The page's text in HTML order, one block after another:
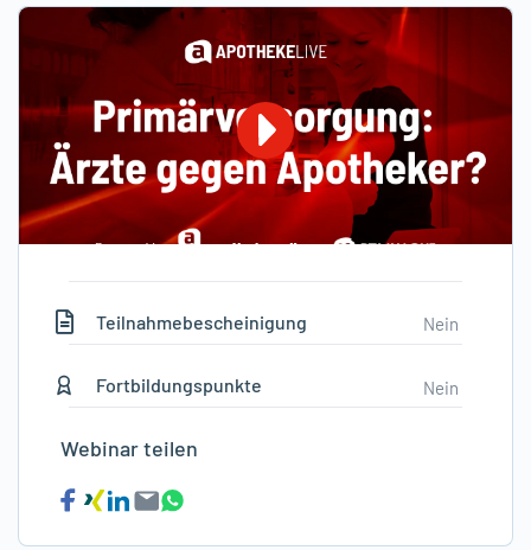
Teilnahmebescheinigung Nein
Fortbildungspunkte Nein
Webinar teilen